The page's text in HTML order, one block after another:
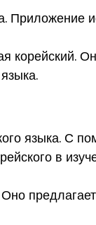
Приложение
корейский.
языка. С
в